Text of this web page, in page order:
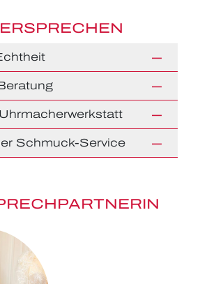
Schmuck-Service